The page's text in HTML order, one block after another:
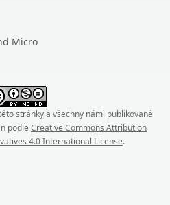
Micro
stránky a všechny námi publikované
podle Creative Commons Attribution
4.0 International License.